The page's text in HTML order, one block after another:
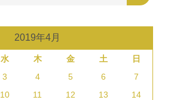
2019年4月
水 木 金 土
日
3 4 5 6
7
10 11 12 13
14